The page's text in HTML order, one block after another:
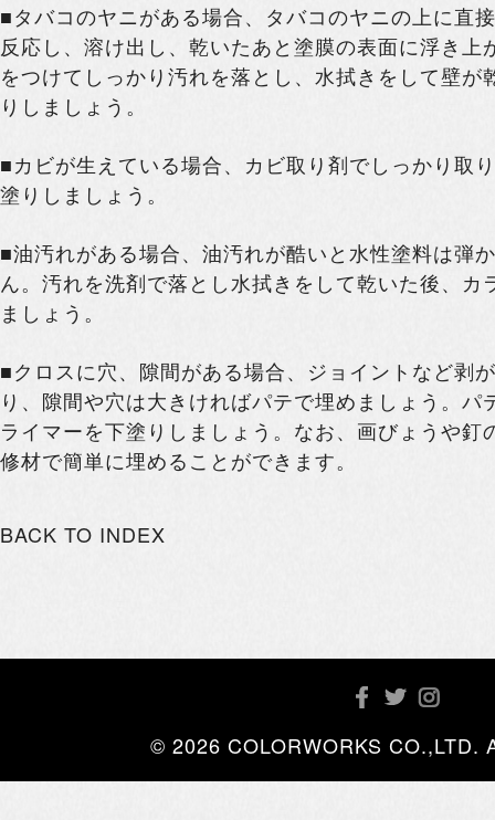
■タバコのヤニがある場合、タバコのヤニの上に直
反応し、溶け出し、乾いたあと塗膜の表面に浮き
をつけてしっかり汚れを落とし、水拭きをして壁
りしましょう。
■カビが生えている場合、カビ取り剤でしっかり取
塗りしましょう。
■油汚れがある場合、油汚れが酷いと水性塗料は弾
ん。汚れを洗剤で落とし水拭きをして乾いた後、
ましょう。
■クロスに穴、隙間がある場合、ジョイントなど剥
り、隙間や穴は大きければパテで埋めましょう。
ライマーを下塗りしましょう。なお、画びょうや
修材で簡単に埋めることができます。
BACK TO INDEX
© 2026 COLORWORKS CO.,LTD.